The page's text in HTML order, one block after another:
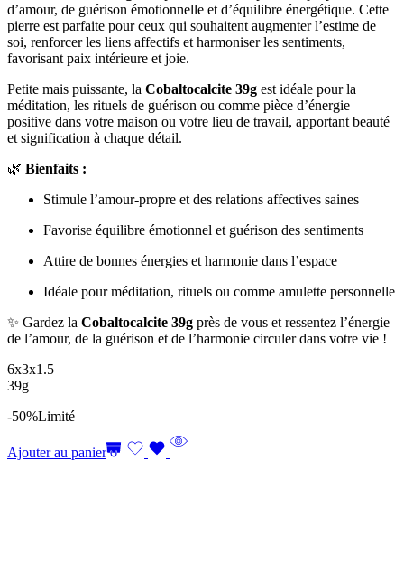
d’amour, de guérison émotionnelle et d’équilibre énergétique. Cette
pierre est parfaite pour ceux qui souhaitent augmenter l’estime de
soi, renforcer les liens affectifs et harmoniser les sentiments,
favorisant paix intérieure et joie.
Petite mais puissante, la Cobaltocalcite 39g est idéale pour la
méditation, les rituels de guérison ou comme pièce d’énergie
positive dans votre maison ou votre lieu de travail, apportant beauté
et signification à chaque détail.
🌿 Bienfaits :
Stimule l’amour-propre et des relations affectives saines
Favorise équilibre émotionnel et guérison des sentiments
Attire de bonnes énergies et harmonie dans l’espace
Idéale pour méditation, rituels ou comme amulette personnelle
✨ Gardez la Cobaltocalcite 39g près de vous et ressentez l’énergie
de l’amour, de la guérison et de l’harmonie circuler dans votre vie !
6x3x1.5
39g
-50%Limité
Ajouter au panier